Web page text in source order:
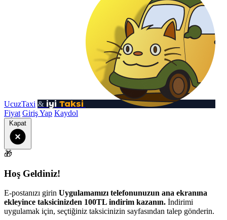
UcuzTaxi & iyi Taksi
Fiyat Giriş Yap Kaydol
Kapat
🎁
Hoş Geldiniz!
E-postanızı girin Uygulamamızı telefonunuzun ana ekranına
ekleyince taksicinizden 100TL indirim kazanın. İndirimi
uygulamak için, seçtiğiniz taksicinizin sayfasından talep gönderin.